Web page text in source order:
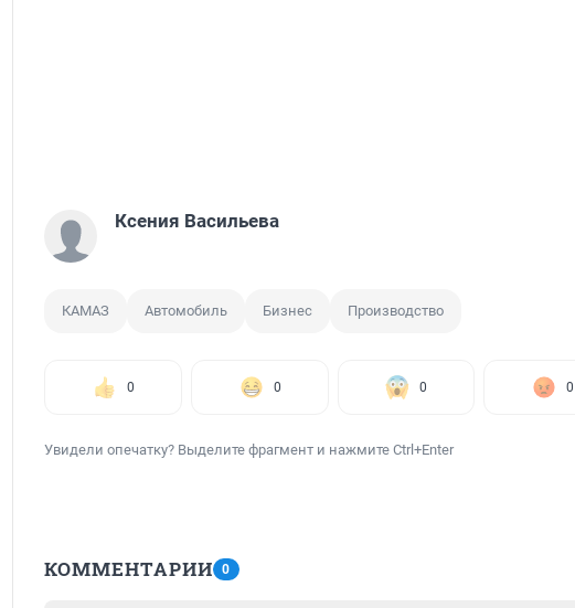
Ксения Васильева
КАМАЗ Автомобиль Бизнес Производство
0 0 0 0
Увидели опечатку? Выделите фрагмент и нажмите Ctrl+Enter
КОММЕНТАРИИ 0